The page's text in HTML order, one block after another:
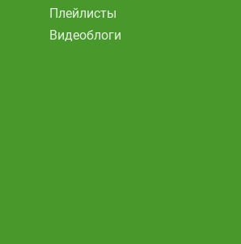
Плейлисты
Видеоблоги